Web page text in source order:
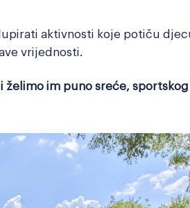
aktivnosti koje potiču
vrijednosti.
želimo im puno sreće, sportskog